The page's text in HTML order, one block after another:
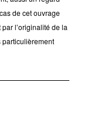
de cet ouvrage
l’originalité de la
particulièrement